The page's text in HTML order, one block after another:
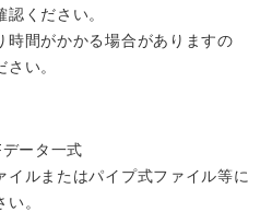
ください。
時間がかかる場合がありますの
い。
ータ一式
イルまたはパイプ式ファイル等に
。